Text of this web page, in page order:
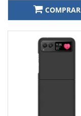
COMPRAR